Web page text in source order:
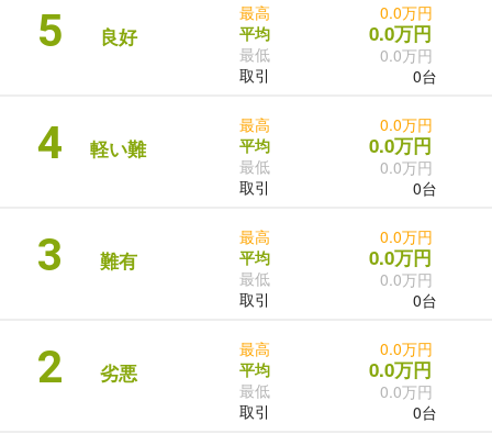
5 良好
最高
平均
最低
取引
0.0万円
0.0万円
0.0万円
0台
4 軽い難
最高
平均
最低
取引
0.0万円
0.0万円
0.0万円
0台
3 難有
最高
平均
最低
取引
0.0万円
0.0万円
0.0万円
0台
2 劣悪
最高
平均
最低
取引
0.0万円
0.0万円
0.0万円
0台